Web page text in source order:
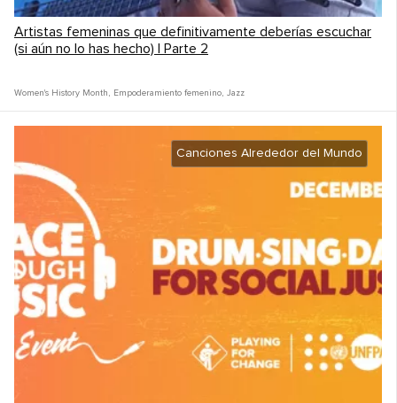
Artistas femeninas que definitivamente deberías escuchar
(si aún no lo has hecho) | Parte 2
Women's History Month , Empoderamiento femenino, Jazz
Canciones Alrededor del Mundo